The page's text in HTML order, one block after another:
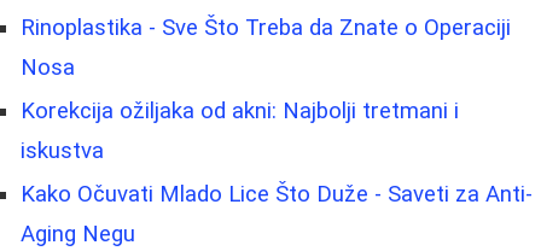
Rinoplastika - Sve Što Treba da Znate o Operaciji
Nosa
Korekcija ožiljaka od akni: Najbolji tretmani i
iskustva
Kako Očuvati Mlado Lice Što Duže - Saveti za Anti-
Aging Negu